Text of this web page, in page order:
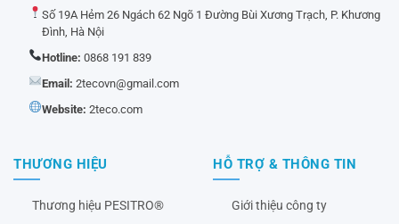
Số 19A Hẻm 26 Ngách 62 Ngõ 1 Đường Bùi Xương Trạch, P. Khương
Đình, Hà Nội
Hotline: 0868 191 839
Email: 2tecovn@gmail.com
Website: 2teco.com
THƯƠNG HIỆU
Thương hiệu PESITRO®
HỖ TRỢ & THÔNG TIN
Giới thiệu công ty